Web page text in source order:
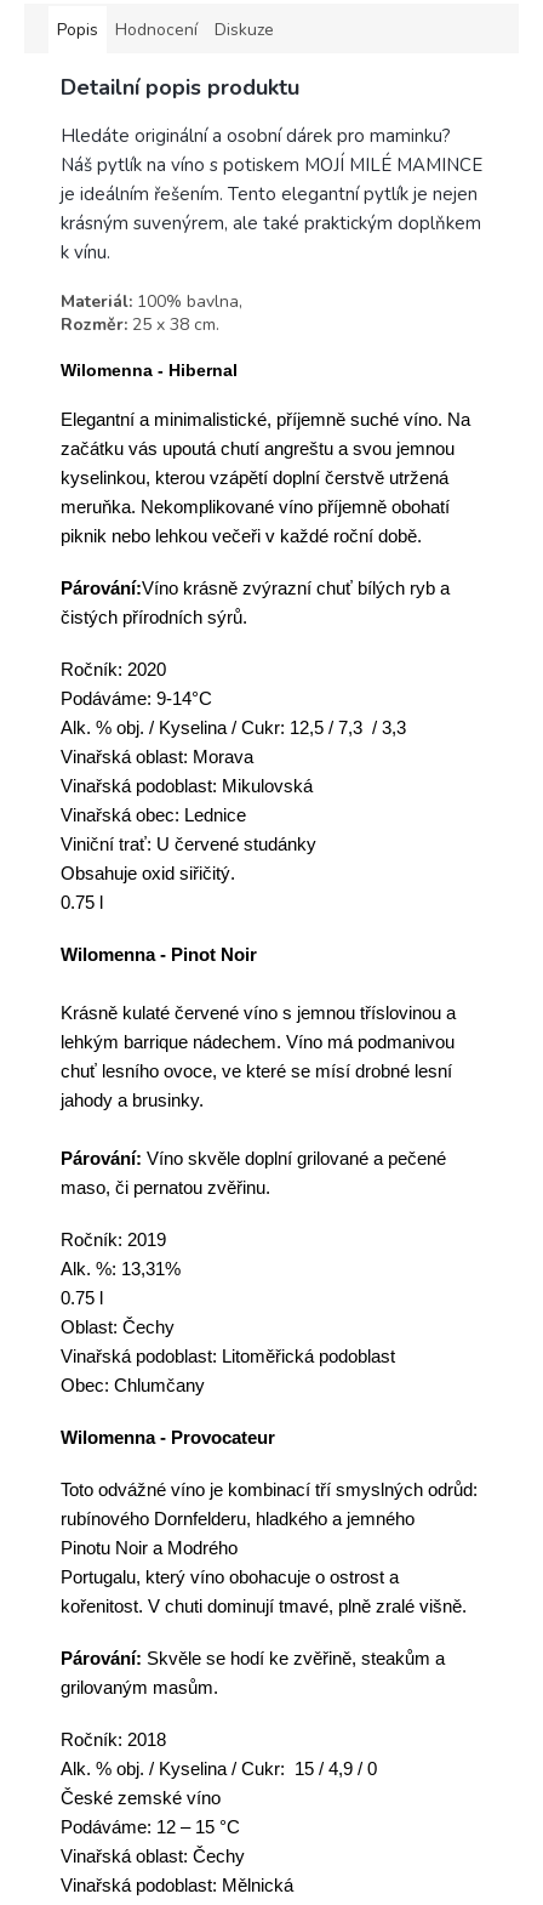
Popis Hodnocení Diskuze
Detailní popis produktu
Hledáte originální a osobní dárek pro maminku?
Náš pytlík na víno s potiskem MOJÍ MILÉ MAMINCE
je ideálním řešením. Tento elegantní pytlík je nejen
krásným suvenýrem, ale také praktickým doplňkem
k vínu.
Materiál: 100% bavlna,
Rozměr: 25 x 38 cm.
Wilomenna - Hibernal
Elegantní a minimalistické, příjemně suché víno. Na
začátku vás upoutá chutí angreštu a svou jemnou
kyselinkou, kterou vzápětí doplní čerstvě utržená
meruňka. Nekomplikované víno příjemně obohatí
piknik nebo lehkou večeři v každé roční době.
Párování:Víno krásně zvýrazní chuť bílých ryb a
čistých přírodních sýrů.
Ročník: 2020
Podáváme: 9-14°C
Alk. % obj. / Kyselina / Cukr: 12,5 / 7,3 / 3,3
Vinařská oblast: Morava
Vinařská podoblast: Mikulovská
Vinařská obec: Lednice
Viniční trať: U červené studánky
Obsahuje oxid siřičitý.
0.75 l
Wilomenna - Pinot Noir
Krásně kulaté červené víno s jemnou tříslovinou a
lehkým barrique nádechem. Víno má podmanivou
chuť lesního ovoce, ve které se mísí drobné lesní
jahody a brusinky.
Párování: Víno skvěle doplní grilované a pečené
maso, či pernatou zvěřinu.
Ročník: 2019
Alk. %: 13,31%
0.75 l
Oblast: Čechy
Vinařská podoblast: Litoměřická podoblast
Obec: Chlumčany
Wilomenna - Provocateur
Toto odvážné víno je kombinací tří smyslných odrůd:
rubínového Dornfelderu, hladkého a jemného
Pinotu Noir a Modrého
Portugalu, který víno obohacuje o ostrost a
kořenitost. V chuti dominují tmavé, plně zralé višně.
Párování: Skvěle se hodí ke zvěřině, steakům a
grilovaným masům.
Ročník: 2018
Alk. % obj. / Kyselina / Cukr: 15 / 4,9 / 0
České zemské víno
Podáváme: 12 – 15 °C
Vinařská oblast: Čechy
Vinařská podoblast: Mělnická